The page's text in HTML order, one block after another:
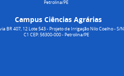
Petrolina/PE
Campus Ciências Agrárias
BR 407, 12 Lote 543 - Projeto de Irrigação Nilo Coelho - S/N
C1 CEP: 56300-000 - Petrolina/PE